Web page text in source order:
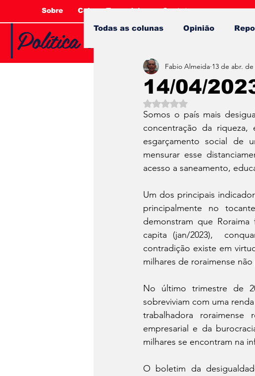
Sobre Coluna Tucandeira Contato
Política e Opinião com Fábio
Todas as colunas Opinião
14/04/
Fabio Almeida 13 de abr. de
Avaliado com NaN de 5
Somos o país mais
concentração da
esgarçamento social de
mensurar esse
acesso a saneamento,
Um dos principais
principalmente no
demonstram que
capita (jan/2023),
contradição existe em
milhares de roraimense
No último trimestre de
sobreviviam com uma
trabalhadora
empresarial e da
milhares se encontram na
O boletim da